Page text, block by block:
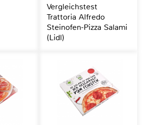
Vergleichstest
Trattoria Alfredo
Steinofen-Pizza Salami
(Lidl)